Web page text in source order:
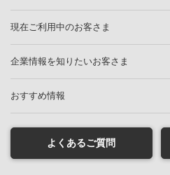
現在ご利用中のお客さま
企業情報を知りたいお客さま
おすすめ情報
よくあるご質問